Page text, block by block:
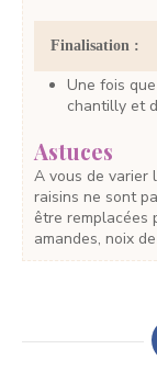
Finalisation :
Une fois que les muffins sont refroidis, garnir de
chantilly et
Astuces
A vous de varier les épices en fonction de vos goûts ! Les
raisins ne sont
être remplacées
amandes, noix